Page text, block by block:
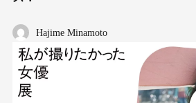
Hajime Minamoto